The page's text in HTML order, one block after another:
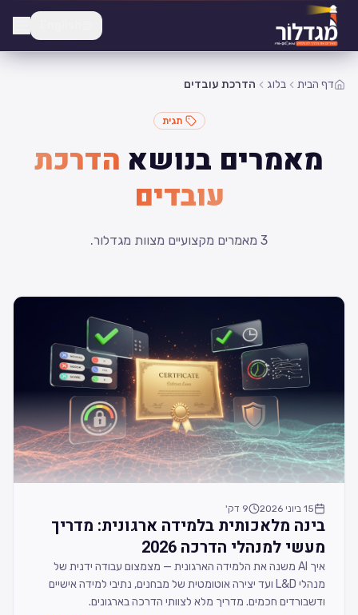
דף הבית בלוג הדרכת עובדים
תגית
מאמרים בנושא הדרכת
עובדים
3 מאמרים מקצועיים מצוות מגדלור.
15 ביוני 2026 9 דק'
בינה מלאכותית בלמידה ארגונית: מדריך
מעשי למנהלי הדרכה 2026
איך AI משנה את הלמידה הארגונית — מצמצום עבודה ידנית של
מנהלי L&D ועד יצירה אוטומטית של מבחנים, נתיבי למידה אישיים
ודשבורדים חכמים. מדריך מלא לצוותי הדרכה בארגונים.